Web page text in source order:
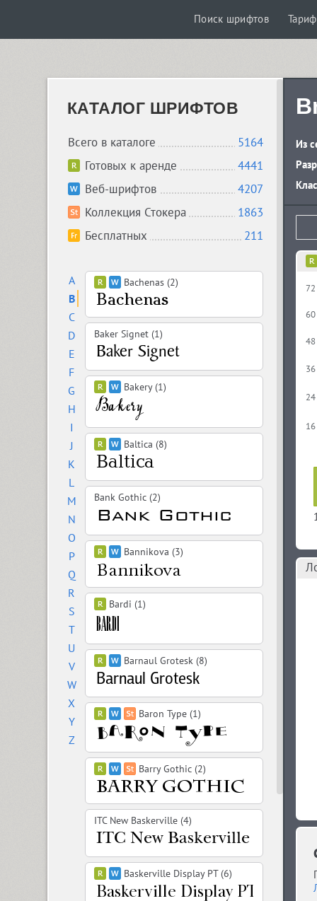
Поиск шрифтов
КАТАЛОГ ШРИФТОВ
Всего в каталоге
5164
Готовых к аренде
4441
Веб-шрифтов
4207
Коллекция Стокера
1863
Бесплатных
211
A
B
C
D
E
F
G
H
I
J
K
L
M
N
O
P
Q
R
S
T
U
V
W
X
Y
Z
Bachenas (2)
Baker Signet (1)
Bakery (1)
Baltica (8)
Bank Gothic (2)
Bannikova (3)
Bardi (1)
Barnaul Grotesk (8)
Baron Type (1)
Barry Gothic (2)
ITC New Baskerville (4)
Baskerville Display PT (6)
Из